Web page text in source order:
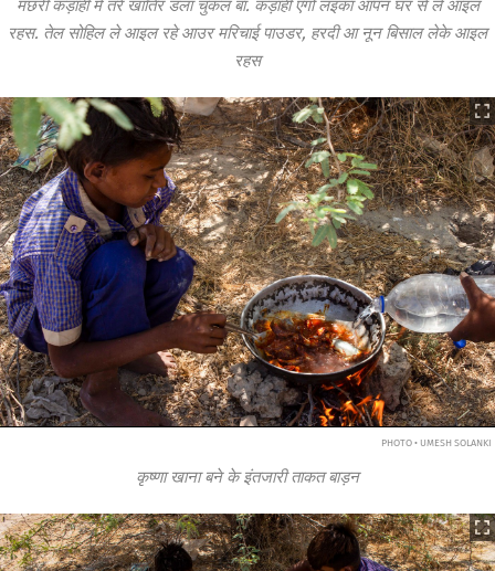
मछरी कड़ाही में तरे खातिर डला चुकल बा. कड़ाही एगो लइका आपन घर से ले आइल
रहस. तेल सोहिल ले आइल रहे आउर मरिचाई पाउडर, हरदी आ नून बिसाल लेके आइल
रहस
PHOTO • UMESH SOLANKI
कृष्णा खाना बने के इंतजारी ताकत बाड़न